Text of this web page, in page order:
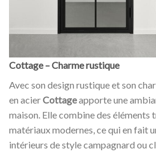
Cottage – Charme rustique
Avec son design rustique et son
en acierCottageapporte une
maison. Elle combine des éléments
matériaux modernes, ce qui en fait
intérieurs de style campagnard ou